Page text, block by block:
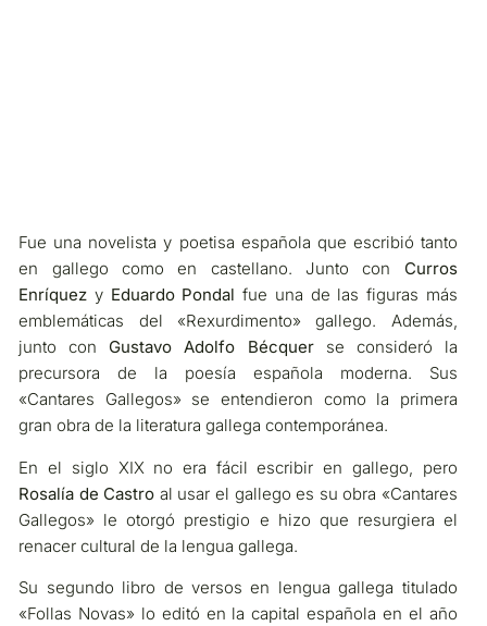
Fue una novelista y poetisa española que escribió tanto
en gallego como en castellano. Junto con Curros
Enríquez y Eduardo Pondal fue una de las figuras más
emblemáticas del «Rexurdimento» gallego. Además,
junto con Gustavo Adolfo Bécquerse consideró la
precursora de la poesía española moderna. Sus
«Cantares Gallegos» se entendieron como la primera
gran obra de la literatura gallega contemporánea.
En el siglo XIX no era fácil escribir en gallego, pero
Rosalía de Castro al usar el gallego es su obra «Cantares
Gallegos» le otorgó prestigio e hizo que resurgiera el
renacer cultural de la lengua gallega.
Su segundo libro de versos en lengua gallega titulado
«Follas Novas» lo editó en la capital española en el año